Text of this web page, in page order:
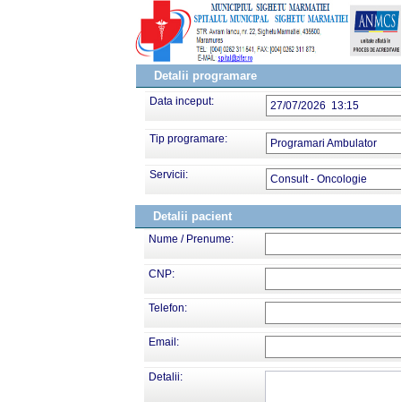
Detalii programare
Data inceput: 27/07/2026 13:15
Tip programare: Programari Ambulator
Servicii: Consult - Oncologie
Detalii pacient
Nume / Prenume:
CNP:
Telefon:
Email:
Detalii: